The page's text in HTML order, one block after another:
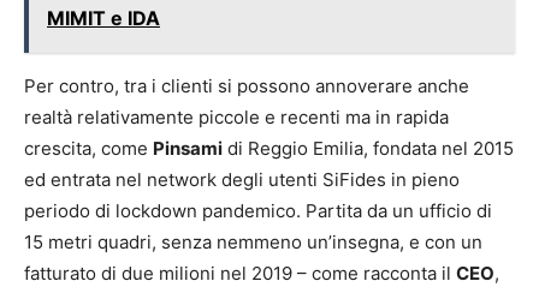
MIMIT e IDA
Per contro, tra i clienti si possono annoverare anche
realtà relativamente piccole e recenti ma in rapida
crescita, come Pinsami di Reggio Emilia, fondata nel 2015
ed entrata nel network degli utenti SiFides in pieno
periodo di lockdown pandemico. Partita da un ufficio di
15 metri quadri, senza nemmeno un’insegna, e con un
fatturato di due milioni nel 2019 – come racconta il CEO,